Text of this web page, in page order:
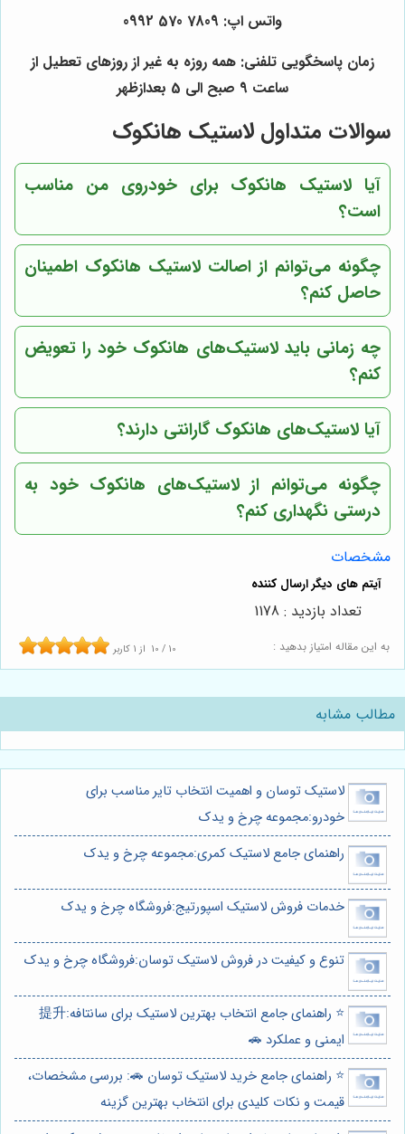
واتس اپ: 7809 570 0992
زمان پاسخگویی تلفنی: همه روزه به غیر از روزهای تعطیل از
ساعت 9 صبح الی 5 بعدازظهر
سوالات متداول لاستیک هانکوک
آیا لاستیک هانکوک برای خودروی من مناسب
است؟
چگونه می‌توانم از اصالت لاستیک هانکوک اطمینان
حاصل کنم؟
چه زمانی باید لاستیک‌های هانکوک خود را تعویض
کنم؟
آیا لاستیک‌های هانکوک گارانتی دارند؟
چگونه می‌توانم از لاستیک‌های هانکوک خود به
درستی نگهداری کنم؟
مشخصات
به این مقاله امتیاز بدهید : 10 / 10 از1 کاربر
تعداد بازدید : 1178
مطالب مشابه
لاستیک توسان و اهمیت انتخاب تایر مناسب برای
خودرو:مجموعه چرخ و یدک
راهنمای جامع لاستیک کمری:مجموعه چرخ و یدک
خدمات فروش لاستیک اسپورتیج:فروشگاه چرخ و یدک
تنوع و کیفیت در فروش لاستیک توسان:فروشگاه چرخ و یدک
⭐️ راهنمای جامع انتخاب بهترین لاستیک برای سانتافه:提升
ایمنی و عملکرد 🚗
⭐️ راهنمای جامع خرید لاستیک توسان 🚗: بررسی مشخصات،
قیمت و نکات کلیدی برای انتخاب بهترین گزینه